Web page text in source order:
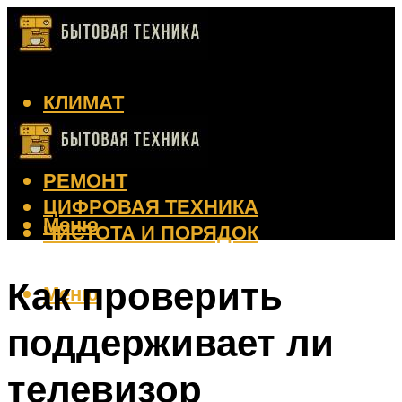
КЛИМАТ
КРАСОТА
КУХНЯ
РЕМОНТ
ЦИФРОВАЯ ТЕХНИКА
ЧИСТОТА И ПОРЯДОК
Меню
Меню
Как проверить
поддерживает ли
телевизор